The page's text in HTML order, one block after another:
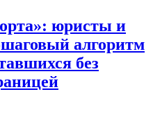
юристы и
алгоритм
без